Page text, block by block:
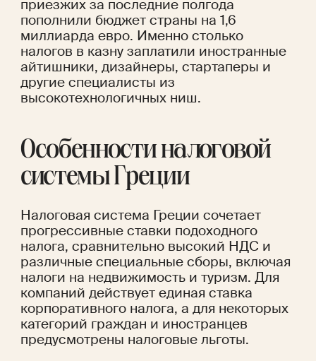
приезжих за последние полгода
пополнили бюджет страны на 1,6
миллиарда евро. Именно столько
налогов в казну заплатили иностранные
айтишники, дизайнеры, стартаперы и
другие специалисты из
высокотехнологичных ниш.
Особенности налоговой
системы Греции
Налоговая система Греции сочетает
прогрессивные ставки подоходного
налога, сравнительно высокий НДС и
различные специальные сборы, включая
налоги на недвижимость и туризм. Для
компаний действует единая ставка
корпоративного налога, а для некоторых
категорий граждан и иностранцев
предусмотрены налоговые льготы.